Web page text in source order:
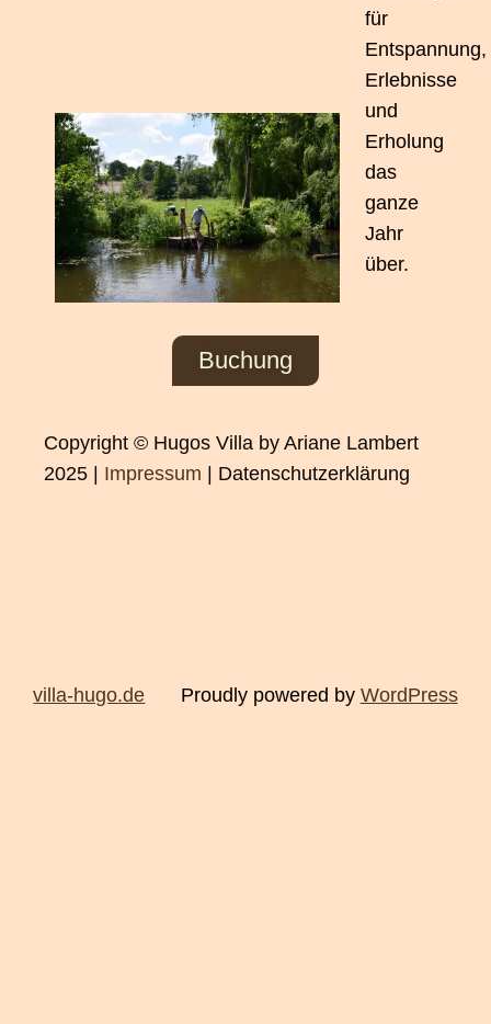
für
Entspannung,
Erlebnisse
und
Erholung
das
ganze
Jahr
über.
Buchung
Copyright © Hugos Villa by Ariane Lambert
2025 | Impressum | Datenschutzerklärung
villa-hugo.de Proudly powered by WordPress